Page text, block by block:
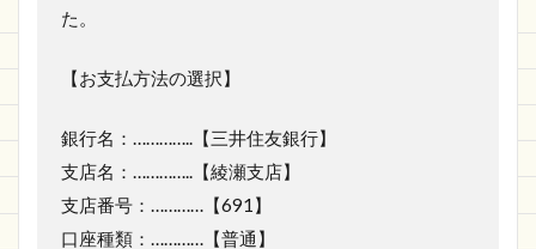
た。
【お支払方法の選択】
銀行名：…………..【三井住友銀行】
支店名：…………..【綾瀬支店】
支店番号：…………【691】
口座種類：…………【普通】